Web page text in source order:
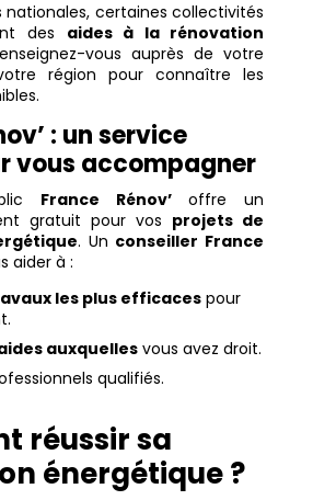
nationales, certaines collectivités
des aides à la rénovation
vous auprès de votre
région pour connaître les
: un service
vous accompagner
France Rénov’offre un
gratuit pour vos projets de
. Un conseiller France
aider à :
les plus efficacespour
auxquellesvous avez droit.
qualifiés.
réussir sa
énergétique ?